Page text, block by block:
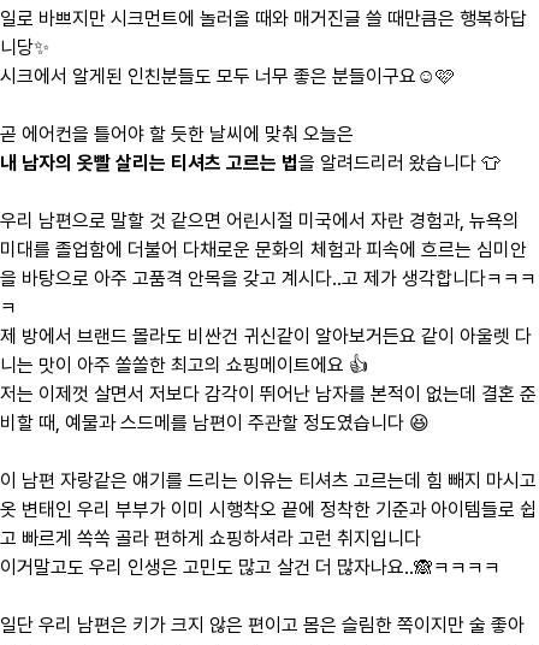
일로 바쁘지만 시크먼트에 놀러올 때와 매거진글 쓸 때만큼은 행복하답
니당✨
시크에서 알게된 인친분들도 모두 너무 좋은 분들이구요☺️🩷
곧 에어컨을 틀어야 할 듯한 날씨에 맞춰 오늘은
내 남자의 옷빨 살리는 티셔츠 고르는 법을 알려드리러 왔습니다 👕
우리 남편으로 말할 것 같으면 어린시절 미국에서 자란 경험과, 뉴욕의
미대를 졸업함에 더불어 다채로운 문화의 체험과 피속에 흐르는 심미안
을 바탕으로 아주 고품격 안목을 갖고 계시다..고 제가 생각합니다ㅋㅋㅋ
ㅋ
제 방에서 브랜드 몰라도 비싼건 귀신같이 알아보거든요 같이 아울렛 다
니는 맛이 아주 쏠쏠한 최고의 쇼핑메이트에요 👍
저는 이제껏 살면서 저보다 감각이 뛰어난 남자를 본적이 없는데 결혼 준
비할 때, 예물과 스드메를 남편이 주관할 정도였습니다 😆
이 남편 자랑같은 얘기를 드리는 이유는 티셔츠 고르는데 힘 빼지 마시고
옷 변태인 우리 부부가 이미 시행착오 끝에 정착한 기준과 아이템들로 쉽
고 빠르게 쏙쏙 골라 편하게 쇼핑하셔라 고런 취지입니다
이거말고도 우리 인생은 고민도 많고 살건 더 많자나요..🙈ㅋㅋㅋㅋ
일단 우리 남편은 키가 크지 않은 편이고 몸은 슬림한 쪽이지만 술 좋아